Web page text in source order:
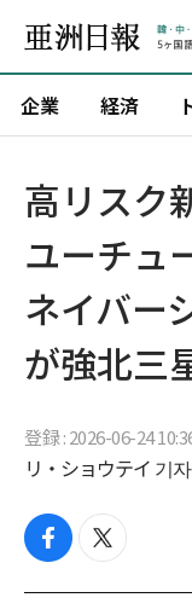
企業 経済
高リスク
ユーチュ
ネイバー
が強北三
登録 : 2026-06-24
リ・ショウテイ 기자
f
c
t
i